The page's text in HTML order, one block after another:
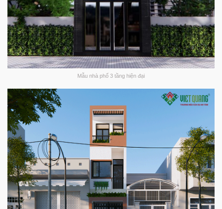
Mẫu nhà phố 3 tầng hiện đại